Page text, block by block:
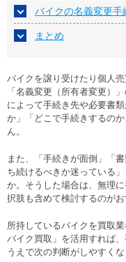
バイクの名義変更手
まとめ
バイクを譲り受けたり個人
「名義変更（所有者変更）
によって手続き先や必要書
か」「どこで手続きするの
ん。
また、「手続きが面倒」「
ち続けるべきか迷っている
か。そうした場合は、無理
択肢も含めて検討するのがお
所持しているバイクを買取
バイク買取」を活用すれば
うえで次の判断がしやすくな